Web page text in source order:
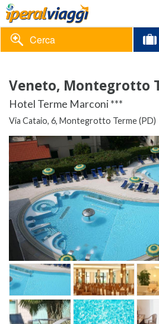
Volantino
Area
riservata
Informazioni
Contatti
Cerca
Veneto, Montegrotto
Hotel Terme Marconi ***
Via Cataio, 6, Montegrotto Terme (PD)